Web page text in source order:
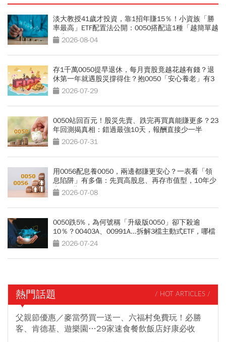
淡大教授41歲才投資，靠1招年賺15％！小資族「勝
率最高」ETF配置法公開：0050搭配這1種「越簡單越
好賺」
2026-08-04
存1千萬0050提早退休，每月賣股竟越花越有錢？退
休第一年就遇股災撐得住？抱0050「安心養老」有3
條件2026-07-29
0050站回百元！股災先賣、跌完再買真能賺更多？23
年回測揭真相：錯過最強10天，報酬直接少一半
2026-07-31
用0056配息養0050，兩邊都賺更安心？一表看「領
息陷阱」有多傷：先買高股息、再存市值型，10年少
賺330萬
2026-07-08
0050跌5%，為何號稱「升級版0050」卻下殺逾
10％？00403A、00991A...拆解3檔主動式ETF，哪檔
最抗跌？
2026-07-24
熱門話題 / HOT ARTICLES /
父親節優惠／麥當勞買一送一、六福村免費玩！必勝
客、肯德基、遊樂園…29家速食餐飲飯店好康必收